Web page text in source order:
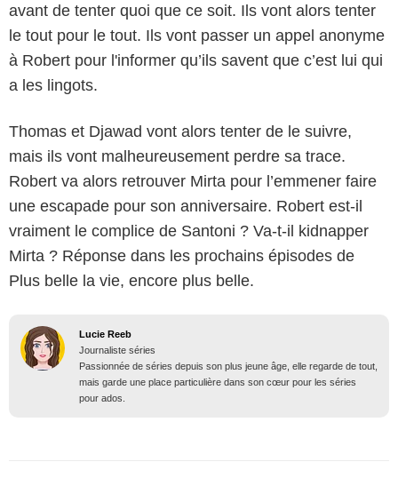
avant de tenter quoi que ce soit. Ils vont alors tenter
le tout pour le tout. Ils vont passer un appel anonyme
à Robert pour l'informer qu’ils savent que c’est lui qui
a les lingots.
Thomas et Djawad vont alors tenter de le suivre,
mais ils vont malheureusement perdre sa trace.
Robert va alors retrouver Mirta pour l’emmener faire
une escapade pour son anniversaire. Robert est-il
vraiment le complice de Santoni ? Va-t-il kidnapper
Mirta ? Réponse dans les prochains épisodes de
Plus belle la vie, encore plus belle.
Lucie Reeb
Journaliste séries
Passionnée de séries depuis son plus jeune âge, elle regarde de tout,
mais garde une place particulière dans son cœur pour les séries
pour ados.